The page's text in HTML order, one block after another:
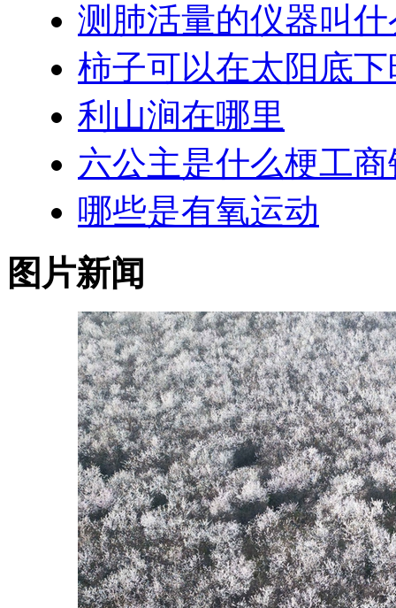
测肺活量的仪器叫什
柿子可以在太阳底
利山涧在哪里
六公主是什么梗工商
哪些是有氧运动
图片新闻